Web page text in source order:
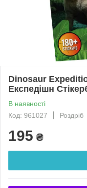
Dinosaur
Експедішн
В наявності
Код: 961027
Роздріб
195 ₴